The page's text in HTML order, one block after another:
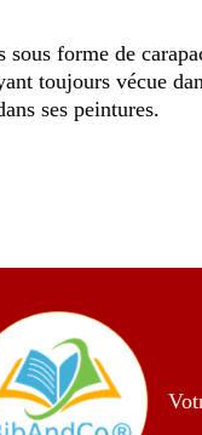
sous forme de
toujours vécue
ses peintures.